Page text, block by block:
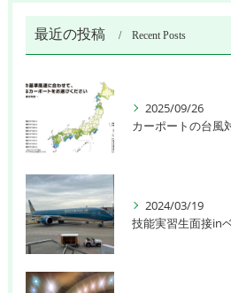
最近の投稿 Recent Posts
2025/09/26
カーポートの台風
2024/03/19
技能実習生面接in